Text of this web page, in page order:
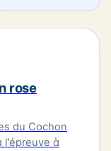
rose
du Cochon
l'épreuve à